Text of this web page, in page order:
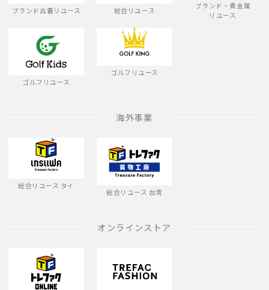
ブランド古着リユース 総合リユース
ブランド・貴金属
リユース
ゴルフリユース
ゴルフリユース
海外事業
総合リユース タイ
総合リユース 台湾
オンラインストア